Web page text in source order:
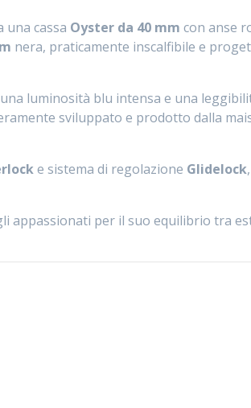
una cassa Oyster da 40 mm con anse
nera, praticamente inscalfibile e
luminosità blu intensa e una
sviluppato e prodotto dalla
e sistema di regolazione Glidelock
appassionati per il suo equilibrio tra